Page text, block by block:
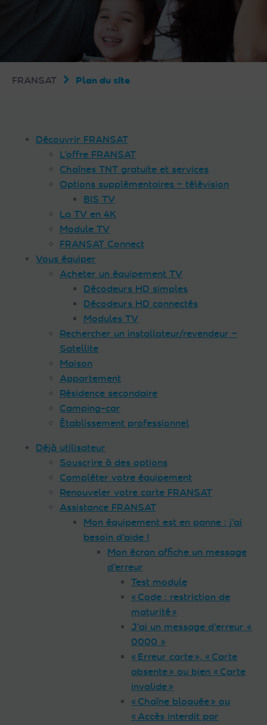
FRANSAT Plan du site
Découvrir FRANSAT
L’offre FRANSAT
Chaînes TNT gratuite et services
Options supplémentaires – télévision
BIS TV
La TV en 4K
Module TV
FRANSAT Connect
Vous équiper
Acheter un équipement TV
Décodeurs HD simples
Décodeurs HD connectés
Modules TV
Rechercher un installateur/revendeur –
Satellite
Maison
Appartement
Résidence secondaire
Camping-car
Établissement professionnel
Déjà utilisateur
Souscrire à des options
Compléter votre équipement
Renouveler votre carte FRANSAT
Assistance FRANSAT
Mon équipement est en panne : j’ai
besoin d’aide !
Mon écran affiche un message
d’erreur
Test module
« Code : restriction de
maturité »
J’ai un message d’erreur «
0000 »
« Erreur carte », « Carte
absente » ou bien « Carte
invalide »
« Chaîne bloquée » ou
« Accès interdit par